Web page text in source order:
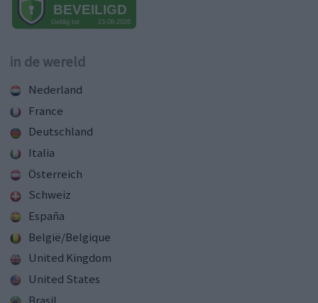
in de wereld
Nederland
France
Deutschland
Italia
Österreich
Schweiz
España
België/Belgique
United Kingdom
United States
Brasil